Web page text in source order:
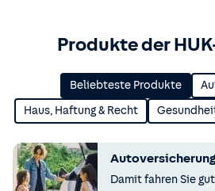
Produkte der
Beliebteste Produkte
Haus, Haftung & Recht
Autoversicherung
Damit fahren Sie